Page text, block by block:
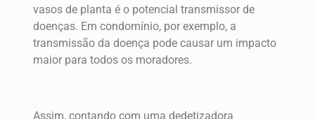
vasos de planta é o potencial transmissor de
doenças. Em condomínio, por exemplo, a
transmissão da doença pode causar um impacto
maior para todos os moradores.
Assim, contando com uma dedetizadora